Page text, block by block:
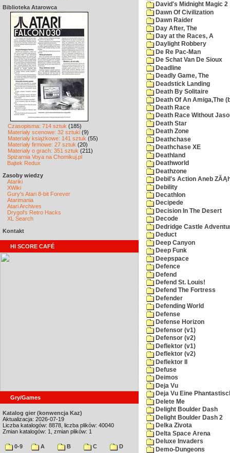
Biblioteka Atarowca
Czasopisma: 714 sztuk (185)
Materiały scenowe: 32 sztuki (9)
Materiały książkowe: 141 sztuk (55)
Materiały firmowe: 27 sztuk (20)
Materiały o grach: 351 sztuk (211)
Spiżarnia Voya na Chomikuj.pl
Bajtek Redux
Zasoby wiedzy
Atariki
XWiki
Gury's Atari 8-bit Forever
Atarimania
Atari Archives
Drygol's Retro Hacks
XL Search
Kontakt
HI SCORE CAFÉ
Gry/Games
Katalog gier (konwencja Kaz)
Aktualizacja: 2026-07-19
Liczba katalogów: 8878, liczba plików: 40040
Zmian katalogów: 1, zmian plików: 1
0-9 A B C
D
David's Midnight Magic 2
Dawn Of Civilization
Dawn Raider
Day After, The
Day at the Races, A
Daylight Robbery
De Re Pac-Man
De Schat Van De Sioux
Deadline
Deadly Game, The
Deadstick Landing
Death By Solitaire
Death Of An Amiga,The
Death Race
Death Race Without
Death Star
Death Zone
Deathchase
Deathchase XE
Deathland
Deathworld
Deathzone
Debil's Action Aneb
Debility
Decathlon
Decipede
Decision In The Desert
Decode
Dedridge Castle
Deduct
Deep Canyon
Deep Funk
Deepspace
Defence
Defend
Defend St. Louis!
Defend The Fortress
Defender
Defending World
Defense
Defense Horizon
Defensor (v1)
Defensor (v2)
Deflektor (v1)
Deflektor (v2)
Deflektor II
Defuse
Deimos
Deja Vu
Deja Vu Eine
Delete Me
Delight Boulder Dash
Delight Boulder Dash 2
Delka Zivota
Delta Space Arena
Deluxe Invaders
Demo-Dungeons